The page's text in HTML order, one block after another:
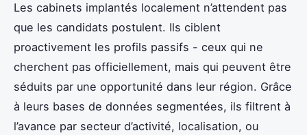
Les cabinets implantés localement n’attendent pas
que les candidats postulent. Ils ciblent
proactivement les profils passifs - ceux qui ne
cherchent pas officiellement, mais qui peuvent être
séduits par une opportunité dans leur région. Grâce
à leurs bases de données segmentées, ils filtrent à
l’avance par secteur d’activité, localisation, ou